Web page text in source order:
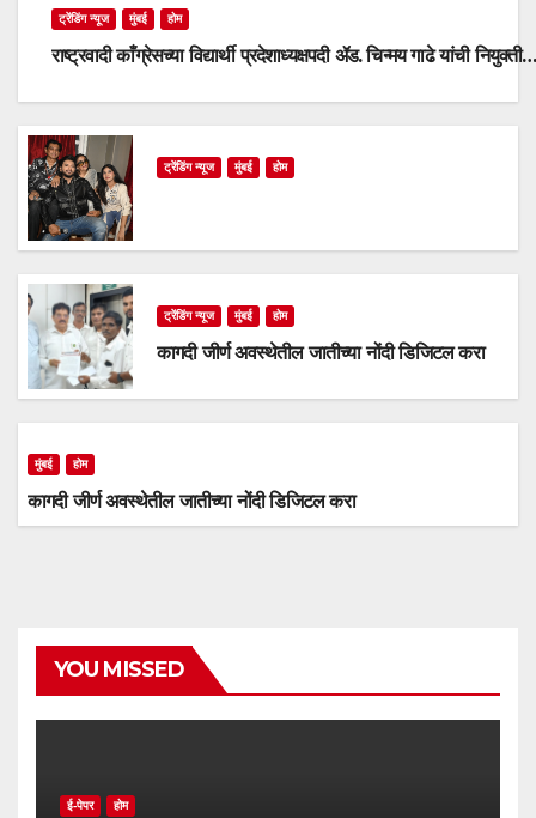
ट्रेंडिंग न्यूज मुंबई होम
राष्ट्रवादी काँग्रेसच्या विद्यार्थी प्रदेशाध्यक्षपदी ॲड. चिन्मय गाढे यांची नियुक्ती…
ट्रेंडिंग न्यूज मुंबई होम
ट्रेंडिंग न्यूज मुंबई होम
कागदी जीर्ण अवस्थेतील जातीच्या नोंदी डिजिटल करा
मुंबई होम
कागदी जीर्ण अवस्थेतील जातीच्या नोंदी डिजिटल करा
YOU MISSED
ई-पेपर होम